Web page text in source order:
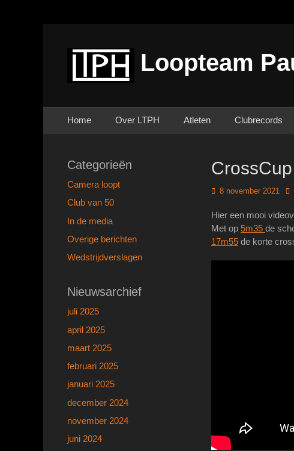
Loopteam
Primair menu
naar
Home Over LTPH Atleten Clubrecords
Geplaatst
8 november 2021
Hier een mooi
Met op 5m35 de
17m55 de korte
Categorieën
Camera loopt
Club van 50
In de media
Overige berichten
Wedstrijdverslagen
Nieuwsarchief
juli 2025
april 2025
maart 2025
februari 2025
januari 2025
december 2024
november 2024
juni 2024